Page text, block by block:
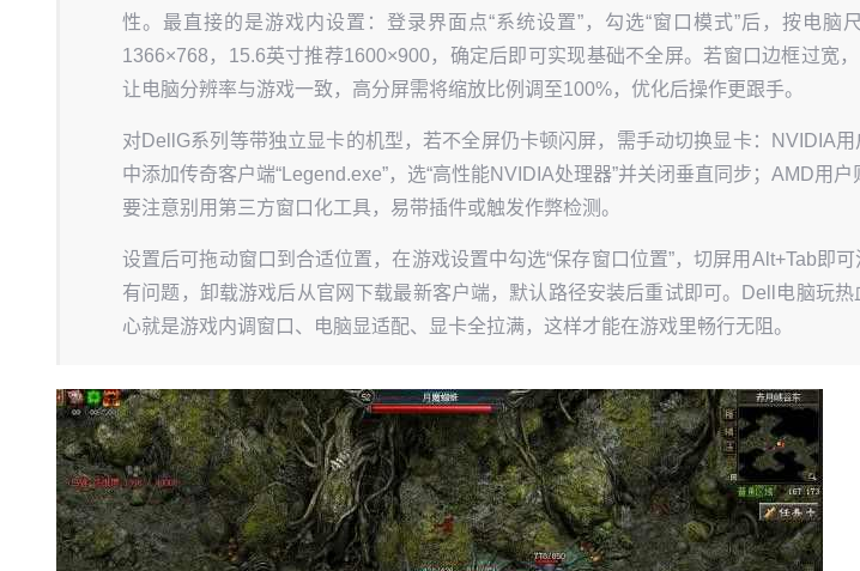
性。最直接的是游戏内设置：登录界面点“系统设置”，勾选“窗口模式”后，按电
1366×768，15.6英寸推荐1600×900，确定后即可实现基础不全屏。若窗口边框过宽，
让电脑分辨率与游戏一致，高分屏需将缩放比例调至100%，优化后操作更跟手。
对DellG系列等带独立显卡的机型，若不全屏仍卡顿闪屏，需手动切换显卡：NVIDIA用
中添加传奇客户端“Legend.exe”，选“高性能NVIDIA处理器”并关闭垂直同步；AMD用户
要注意别用第三方窗口化工具，易带插件或触发作弊检测。
设置后可拖动窗口到合适位置，在游戏设置中勾选“保存窗口位置”，切屏用Alt+Tab即
有问题，卸载游戏后从官网下载最新客户端，默认路径安装后重试即可。Dell电脑玩
心就是游戏内调窗口、电脑显适配、显卡全拉满，这样才能在游戏里畅行无阻。